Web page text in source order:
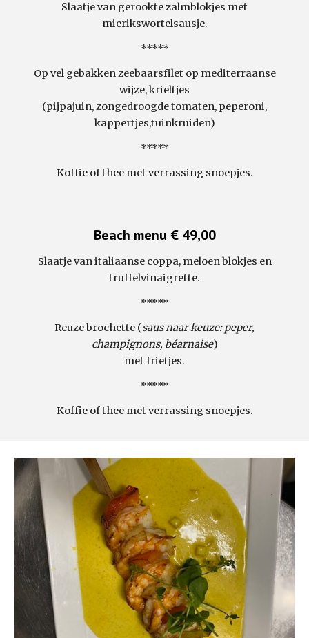
Slaatje van gerookte zalmblokjes met
mierikswortelsausje.
*****
Op vel gebakken zeebaarsfilet op mediterraanse
wijze, krieltjes
(pijpajuin, zongedroogde tomaten, peperoni,
kappertjes,tuinkruiden)
*****
Koffie of thee met verrassing snoepjes.
Beach menu € 49,00
Slaatje van italiaanse coppa, meloen blokjes en
truffelvinaigrette.
*****
Reuze brochette (saus naar keuze: peper,
champignons, béarnaise)
met frietjes.
*****
Koffie of thee met verrassing snoepjes.